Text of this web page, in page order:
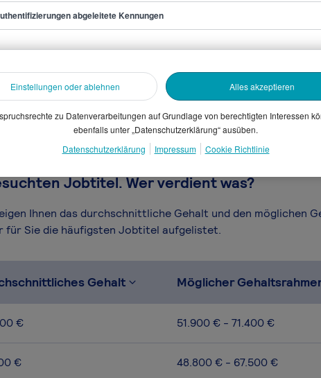
in
Daten. Dein
Branche, Selbstständigkeit
Jobtitel. Wer verdient was?
Ihnen das durchschnittliche Gehalt und den möglichen
für Sie die häufigsten Jobtitel aufgelistet.
Gehalt Möglicher
€ 51.900 € - 71.400 €
€ 48.800 € - 67.500 €
abgeleitete Kennungen
Einstellungen oder ablehnen Alles akzeptieren
zu Datenverarbeitungen auf Grundlage von berechtigten Interessen
ebenfalls unter „Datenschutzerklärung“ ausüben.
Datenschutzerklärung
Impressum Cookie Richtlinie